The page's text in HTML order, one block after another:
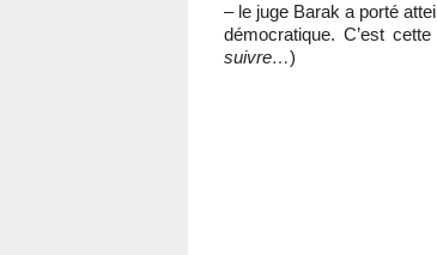
– le juge Barak a porté
démocratique. C’est
suivre…)